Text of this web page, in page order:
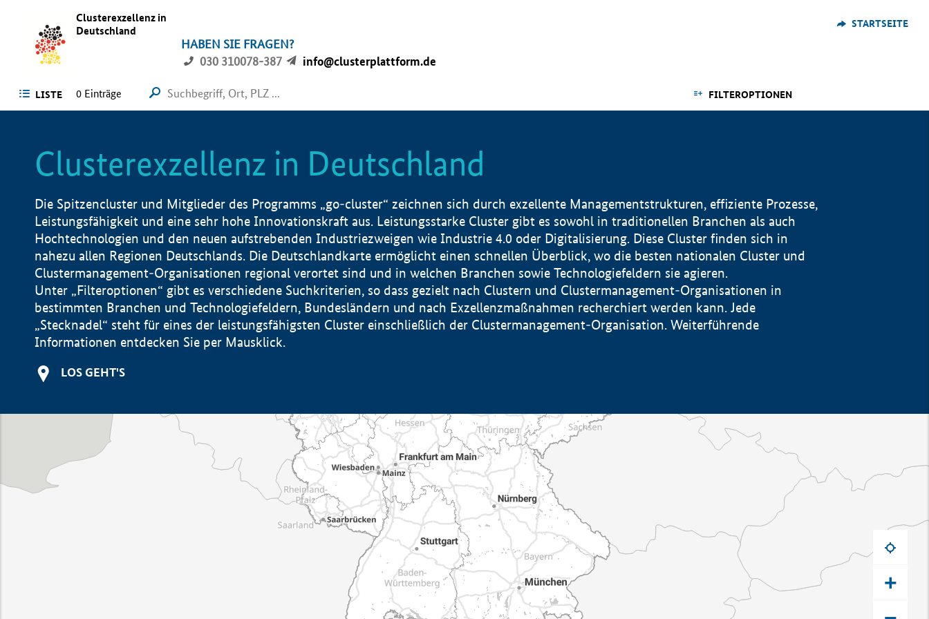
Clusterexzellenz in
Deutschland
HABEN SIE FRAGEN?
030 310078-387
info@clusterplattform.de
STARTSEITE
LISTE FILTEROPTIONEN
0 Einträge
Clusterexzellenz in Deutschland
Die Spitzencluster und Mitglieder des Programms „go-cluster“ zeichnen sich durch exzellente Managementstrukturen, effiziente Prozesse,
Leistungsfähigkeit und eine sehr hohe Innovationskraft aus. Leistungsstarke Cluster gibt es sowohl in traditionellen Branchen als auch
Hochtechnologien und den neuen aufstrebenden Industriezweigen wie Industrie 4.0 oder Digitalisierung. Diese Cluster finden sich in
nahezu allen Regionen Deutschlands. Die Deutschlandkarte ermöglicht einen schnellen Überblick, wo die besten nationalen Cluster und
Clustermanagement-Organisationen regional verortet sind und in welchen Branchen sowie Technologiefeldern sie agieren.
Unter „Filteroptionen“ gibt es verschiedene Suchkriterien, so dass gezielt nach Clustern und Clustermanagement-Organisationen in
bestimmten Branchen und Technologiefeldern, Bundesländern und nach Exzellenzmaßnahmen recherchiert werden kann. Jede
„Stecknadel“ steht für eines der leistungsfähigsten Cluster einschließlich der Clustermanagement-Organisation. Weiterführende
Informationen entdecken Sie per Mausklick.
LOS GEHT'S
+